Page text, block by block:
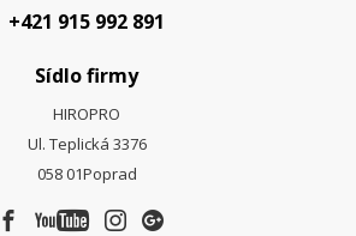
+421 915 992 891
Sídlo firmy
HIROPRO
Ul. Teplická 3376
058 01Poprad